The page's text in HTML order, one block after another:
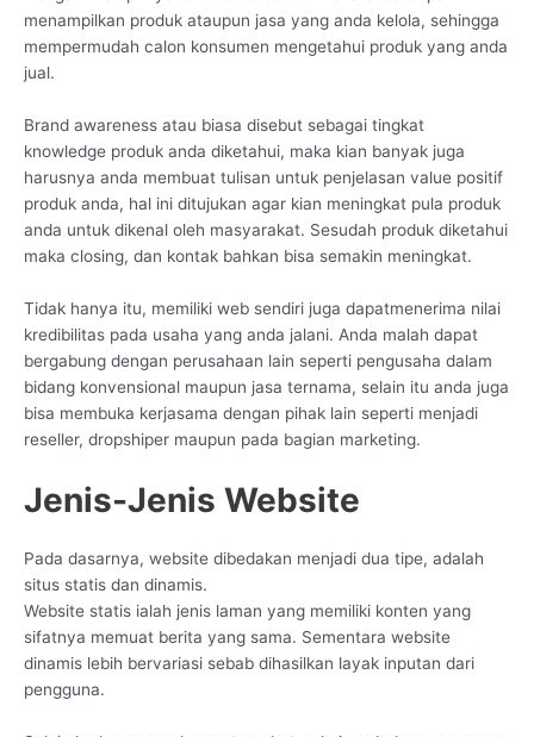
menampilkan produk ataupun jasa yang anda kelola, sehingga
mempermudah calon konsumen mengetahui produk yang anda
jual.
Brand awareness atau biasa disebut sebagai tingkat
knowledge produk anda diketahui, maka kian banyak juga
harusnya anda membuat tulisan untuk penjelasan value positif
produk anda, hal ini ditujukan agar kian meningkat pula produk
anda untuk dikenal oleh masyarakat. Sesudah produk diketahui
maka closing, dan kontak bahkan bisa semakin meningkat.
Tidak hanya itu, memiliki web sendiri juga dapatmenerima nilai
kredibilitas pada usaha yang anda jalani. Anda malah dapat
bergabung dengan perusahaan lain seperti pengusaha dalam
bidang konvensional maupun jasa ternama, selain itu anda juga
bisa membuka kerjasama dengan pihak lain seperti menjadi
reseller, dropshiper maupun pada bagian marketing.
Jenis-Jenis Website
Pada dasarnya, website dibedakan menjadi dua tipe, adalah
situs statis dan dinamis.
Website statis ialah jenis laman yang memiliki konten yang
sifatnya memuat berita yang sama. Sementara website
dinamis lebih bervariasi sebab dihasilkan layak inputan dari
pengguna.